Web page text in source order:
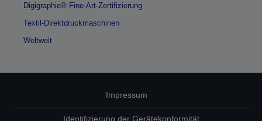
Digigraphie® Fine-Art-Zertifizierung
Textil-Direktdruckmaschinen
Weltweit
Impressum
Identifizierung der Gerätekonformität